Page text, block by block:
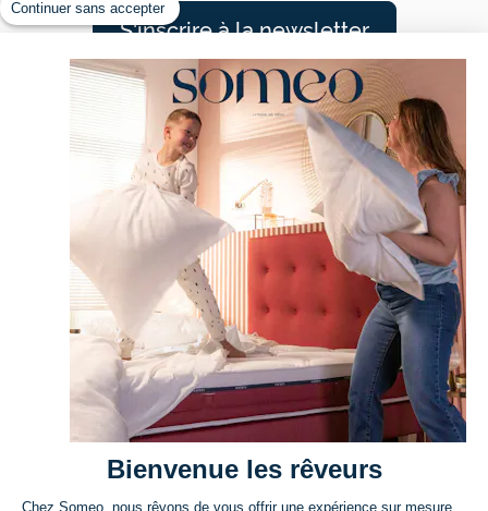
S'inscrire à la newsletter
Nos rêveurs sont comblés
4,50/5 sur 7375 avis
CONTACT
Continuer sans accepter
Bienvenue les rêveurs
Chez Someo, nous rêvons de vous offrir une expérience sur mesure,